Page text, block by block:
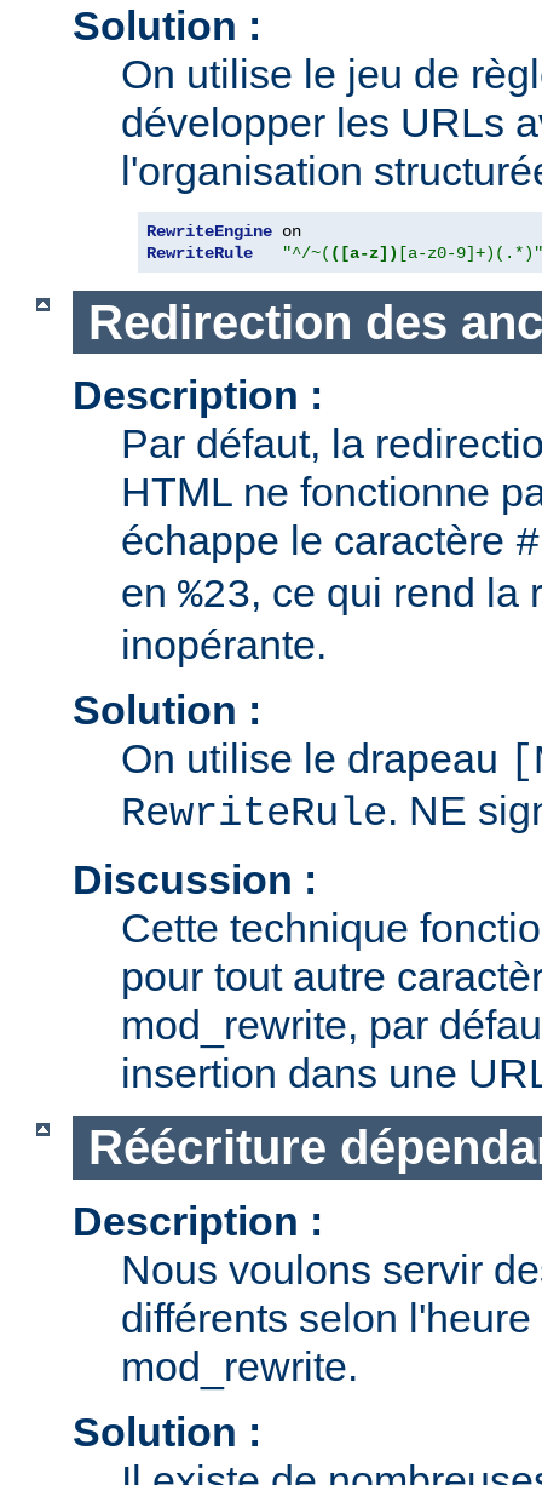
Solution :
On utilise le jeu de
développer les URLs
l'organisation
RewriteEngine
RewriteRule
"^/~( ([a-z]) [a-z0-9]+)(.*)"
Redirection des
Description :
Par défaut, la
HTML ne fonctionne
échappe le caractère #
en %23, ce qui rend la
inopérante.
Solution :
On utilise le drapeau
RewriteRule. NE
Discussion :
Cette technique
pour tout autre
mod_rewrite, par
insertion dans une
Réécriture
Description :
Nous voulons servir
différents selon
mod_rewrite.
Solution :